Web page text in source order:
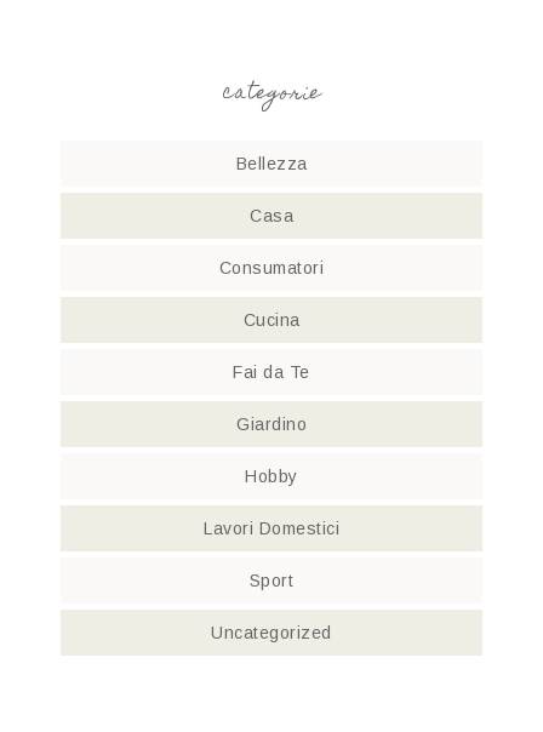
categorie
Bellezza
Casa
Consumatori
Cucina
Fai da Te
Giardino
Hobby
Lavori Domestici
Sport
Uncategorized